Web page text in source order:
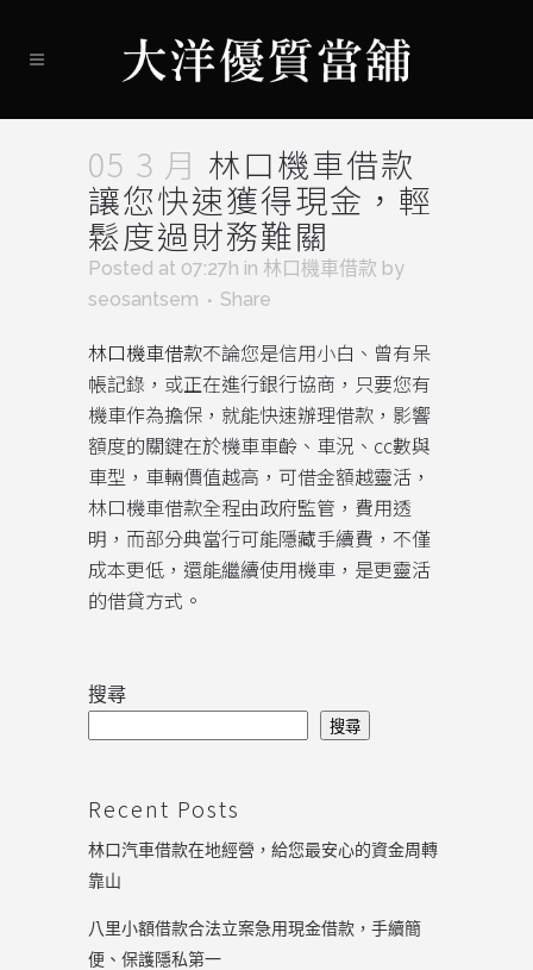
05 3 月 林口機車借款
讓您快速獲得現金，輕
鬆度過財務難關
Posted at 07:27h in 林口機車借款 by
seosantsem
Share
林口機車借款不論您是信用小白、曾有呆
帳記錄，或正在進行銀行協商，只要您有
機車作為擔保，就能快速辦理借款，影響
額度的關鍵在於機車車齡、車況、cc數與
車型，車輛價值越高，可借金額越靈活，
林口機車借款全程由政府監管，費用透
明，而部分典當行可能隱藏手續費，不僅
成本更低，還能繼續使用機車，是更靈活
的借貸方式。
搜尋
搜尋
Recent Posts
林口汽車借款在地經營，給您最安心的資金周轉
靠山
八里小額借款合法立案急用現金借款，手續簡
便、保護隱私第一